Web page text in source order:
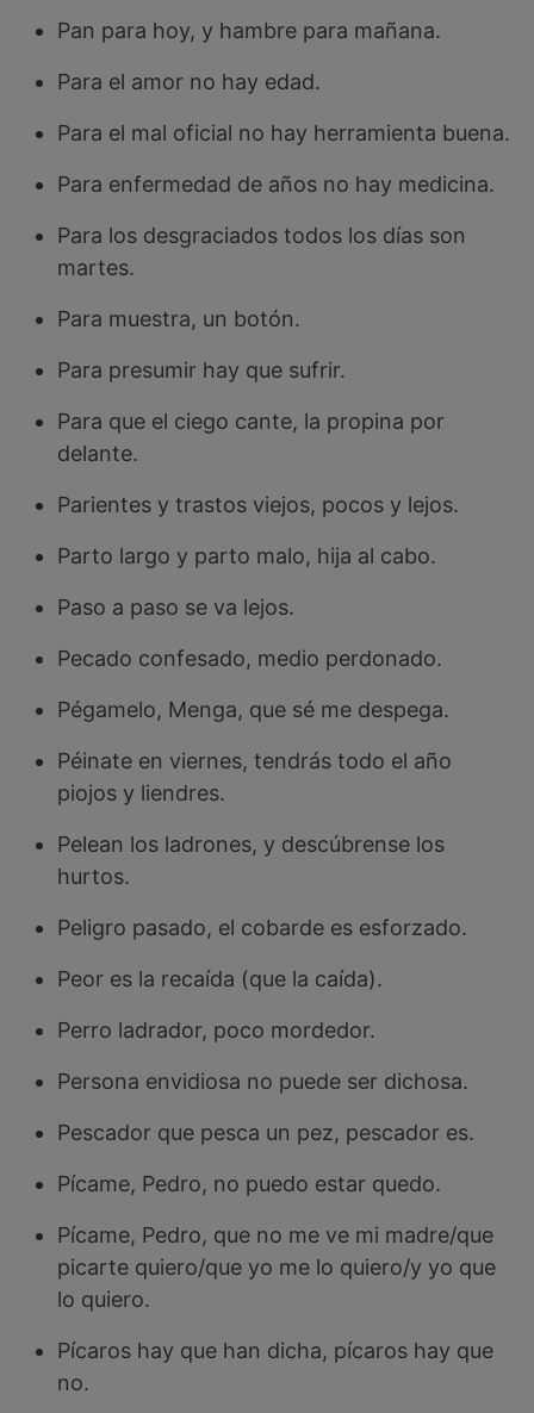
Pan para hoy, y hambre para mañana.
Para el amor no hay edad.
Para el mal oficial no hay herramienta buena.
Para enfermedad de años no hay medicina.
Para los desgraciados todos los días son
martes.
Para muestra, un botón.
Para presumir hay que sufrir.
Para que el ciego cante, la propina por
delante.
Parientes y trastos viejos, pocos y lejos.
Parto largo y parto malo, hija al cabo.
Paso a paso se va lejos.
Pecado confesado, medio perdonado.
Pégamelo, Menga, que sé me despega.
Péinate en viernes, tendrás todo el año
piojos y liendres.
Pelean los ladrones, y descúbrense los
hurtos.
Peligro pasado, el cobarde es esforzado.
Peor es la recaída (que la caída).
Perro ladrador, poco mordedor.
Persona envidiosa no puede ser dichosa.
Pescador que pesca un pez, pescador es.
Pícame, Pedro, no puedo estar quedo.
Pícame, Pedro, que no me ve mi madre/que
picarte quiero/que yo me lo quiero/y yo que
lo quiero.
Pícaros hay que han dicha, pícaros hay que
no.